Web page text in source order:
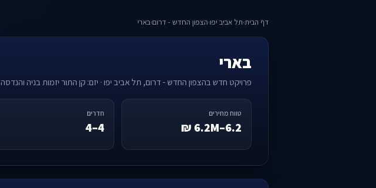
דף הבית›תל אביב יפו›הצפון החדש - דרום›בארי
בארי
פרויקט חדש בהצפון החדש - דרום, תל אביב יפו · יזם: קן התור יזמות בניה והנדסה
טווח מחירים
6.2–6.2M ₪
חדרים
4–4